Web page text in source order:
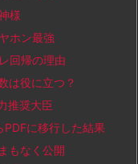
様
ホン最強
回帰の理由
は役に立つ？
推奨大臣
に移行した結果
もなく公開